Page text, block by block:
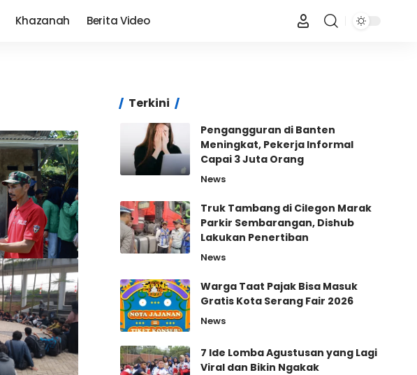
Khazanah Berita Video
Terkini
Pengangguran di Banten
Meningkat, Pekerja Informal
Capai 3 Juta Orang
News
Truk Tambang di Cilegon Marak
Parkir Sembarangan, Dishub
Lakukan Penertiban
News
Warga Taat Pajak Bisa Masuk
Gratis Kota Serang Fair 2026
News
7 Ide Lomba Agustusan yang Lagi
Viral dan Bikin Ngakak